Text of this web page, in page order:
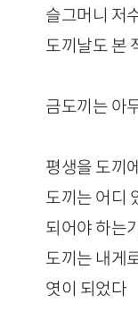
슬그머니 저
도끼날도 본
금도끼는 아
평생을 도끼
도끼는 어디
되어야 하는
도끼는 내게
엿이 되었다